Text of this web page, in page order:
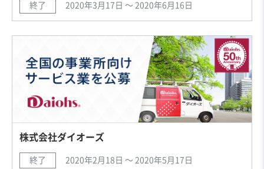
終了 2020年3月17日 〜 2020年6月16日
株式会社ダイオーズ
終了 2020年2月18日 〜 2020年5月17日